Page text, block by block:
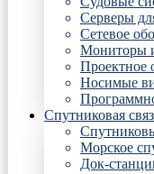
Серверы
Сетевое
Мониторы
Проектное
Носимые
Спутниковая
Морское
Док-